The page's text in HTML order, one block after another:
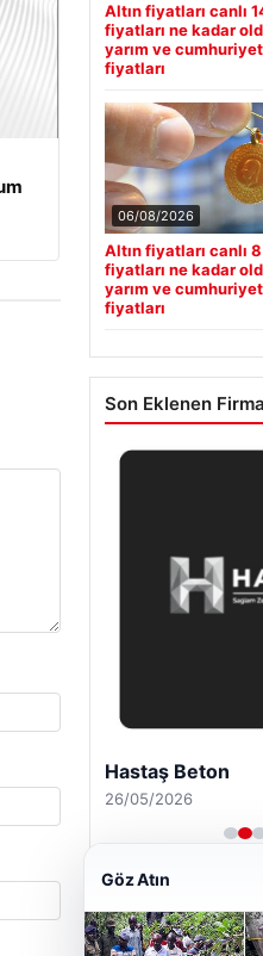
Altın fiyatları canlı
fiyatları ne kadar
yarım ve cumhuriyet
fiyatları
06/08/2026
Altın fiyatları canlı
fiyatları ne kadar
yarım ve cumhuriyet
fiyatları
Son Eklenen
Hastaş Beton
26/05/2026
Göz Atın